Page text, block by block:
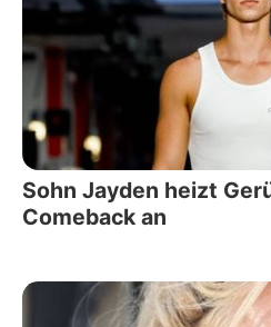
Sohn Jayden heizt
Comeback an